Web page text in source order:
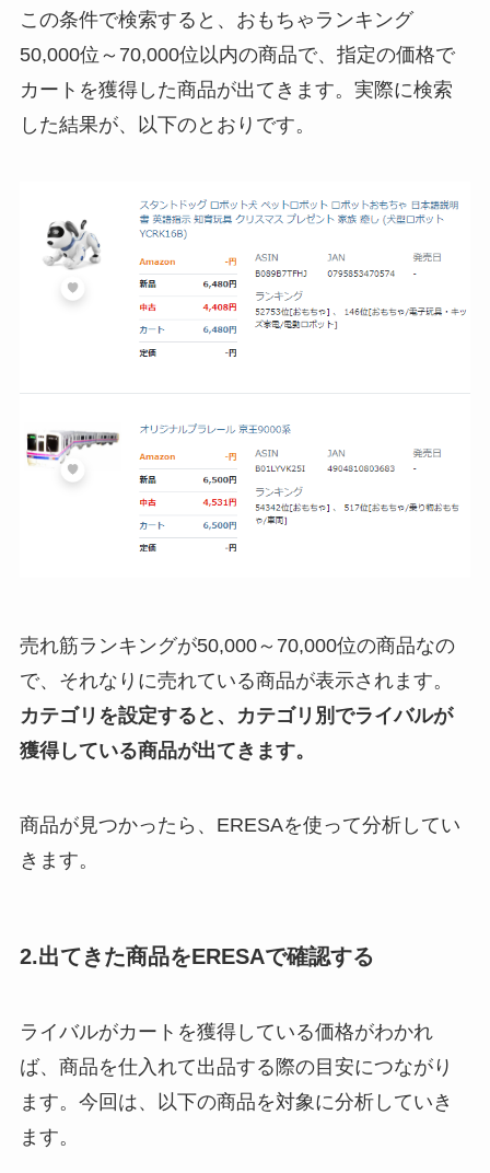
この条件で検索すると、おもちゃランキング
50,000位～70,000位以内の商品で、指定の価格で
カートを獲得した商品が出てきます。実際に検索
した結果が、以下のとおりです。
売れ筋ランキングが50,000～70,000位の商品なの
で、それなりに売れている商品が表示されます。
カテゴリを設定すると、カテゴリ別でライバルが
獲得している商品が出てきます。
商品が見つかったら、ERESAを使って分析してい
きます。
2.出てきた商品をERESAで確認する
ライバルがカートを獲得している価格がわかれ
ば、商品を仕入れて出品する際の目安につながり
ます。今回は、以下の商品を対象に分析していき
ます。